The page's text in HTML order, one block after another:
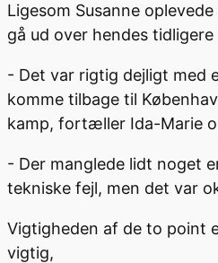
Ligesom Susanne
gå ud over hendes
- Det var rigtig dejligt med
komme tilbage til
kamp, fortæller Ida-Marie
- Der manglede lidt noget
tekniske fejl, men det var
Vigtigheden af de to point
vigtig,